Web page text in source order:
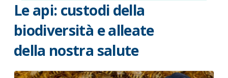
Le api: custodi della
biodiversità e alleate
della nostra salute